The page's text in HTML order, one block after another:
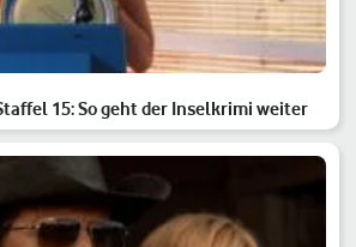
15: So geht der Inselkrimi weiter